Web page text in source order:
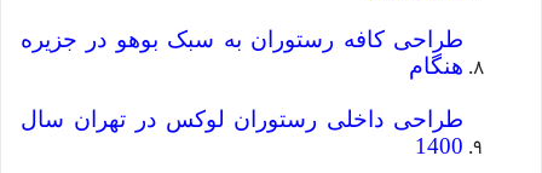
طراحی کافه رستوران به سبک بوهو در جزیره
هنگام
طراحی داخلی رستوران لوکس در تهران سال
1400